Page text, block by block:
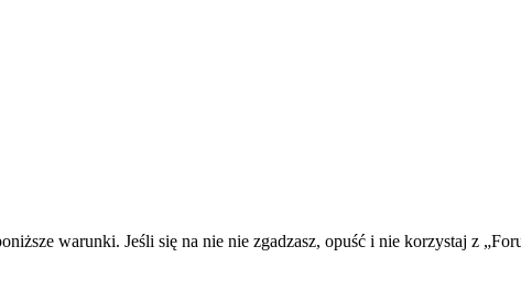
warunki. Jeśli się na nie nie zgadzasz, opuść i nie korzystaj z